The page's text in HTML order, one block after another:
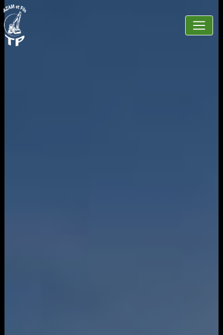
Panneau de gestion des cookies